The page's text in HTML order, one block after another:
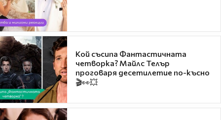
Кой съсипа Фантастичната
четворка? Майлс Телър
проговаря десетилетие по-късно
🎬👀💥